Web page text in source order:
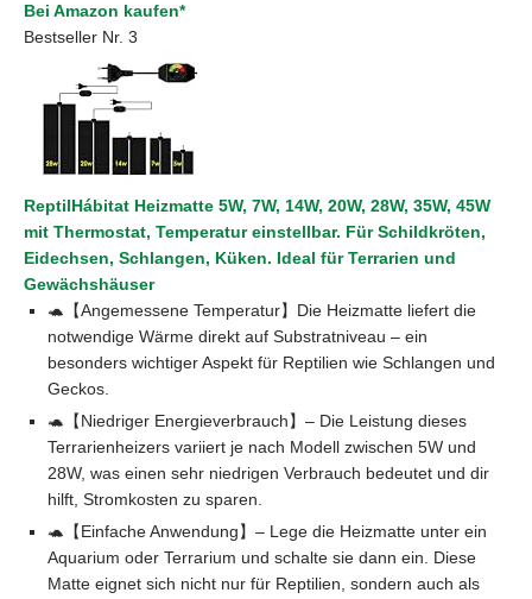
Bei Amazon kaufen*
Bestseller Nr. 3
ReptilHábitat Heizmatte 5W, 7W, 14W, 20W, 28W, 35W, 45W
mit Thermostat, Temperatur einstellbar. Für Schildkröten,
Eidechsen, Schlangen, Küken. Ideal für Terrarien und
Gewächshäuser
🐢【Angemessene Temperatur】Die Heizmatte liefert die
notwendige Wärme direkt auf Substratniveau – ein
besonders wichtiger Aspekt für Reptilien wie Schlangen und
Geckos.
🐢【Niedriger Energieverbrauch】– Die Leistung dieses
Terrarienheizers variiert je nach Modell zwischen 5W und
28W, was einen sehr niedrigen Verbrauch bedeutet und dir
hilft, Stromkosten zu sparen.
🐢【Einfache Anwendung】– Lege die Heizmatte unter ein
Aquarium oder Terrarium und schalte sie dann ein. Diese
Matte eignet sich nicht nur für Reptilien, sondern auch als